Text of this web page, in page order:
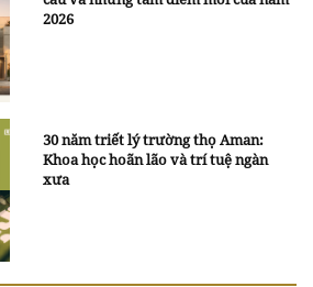
2026
30 năm triết lý trường thọ Aman:
Khoa học hoãn lão và trí tuệ ngàn
xưa